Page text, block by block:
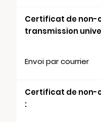
Certificat de non-
transmission
Envoi par courrier
Certificat de non-
: